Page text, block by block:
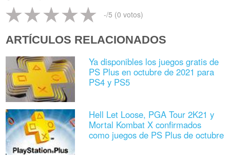
-/5 (0 votos)
ARTÍCULOS RELACIONADOS
Ya disponibles los juegos gratis de
PS Plus en octubre de 2021 para
PS4 y PS5
Hell Let Loose, PGA Tour 2K21 y
Mortal Kombat X confirmados
como juegos de PS Plus de octubre